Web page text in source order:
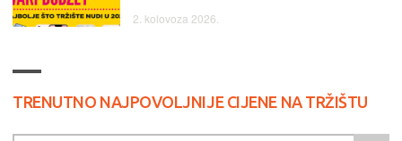
2. kolovoza 2026.
TRENUTNO NAJPOVOLJNIJE CIJENE NA TRŽIŠTU